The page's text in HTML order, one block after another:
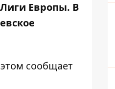
Европы. В
сообщает